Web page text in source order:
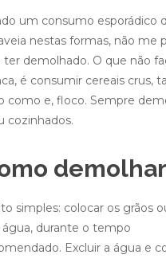
um consumo esporádico
nestas formas, não me
ter demolhado. O que não
é consumir cereais crus,
como e, floco. Sempre
cozinhados.
simples: colocar os grãos
durante o tempo
Excluir a água e